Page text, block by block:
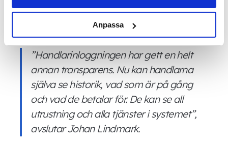
Anpassa
prenumerationstjänster och för att få en
överblick över produktsortimentet.
”Handlarinloggningen har gett en helt
annan transparens. Nu kan handlarna
själva se historik, vad som är på gång
och vad de betalar för. De kan se all
utrustning och alla tjänster i systemet”,
avslutar Johan Lindmark.